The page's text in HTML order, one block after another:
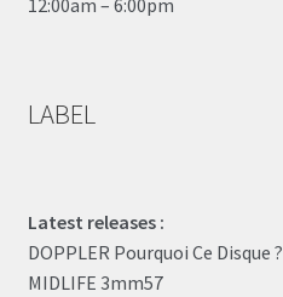
LABEL
Latest releases :
DOPPLER Pourquoi Ce Disque ?
MIDLIFE 3mm57